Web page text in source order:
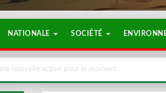
NATIONALE SOCIÉTÉ
nouvelle active pour le moment.